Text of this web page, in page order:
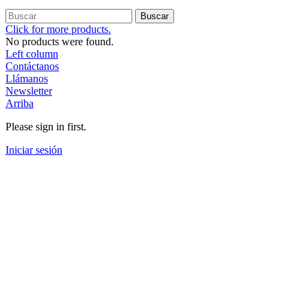
Buscar
Click for more products.
No products were found.
Left column
Contáctanos
Llámanos
Newsletter
Arriba
Please sign in first.
Iniciar sesión